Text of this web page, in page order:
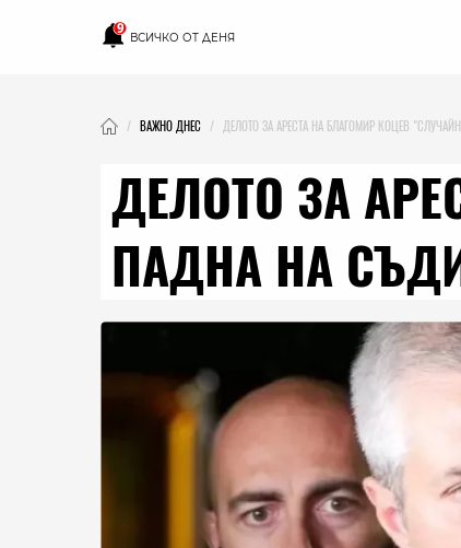
9
ВСИЧКО ОТ ДЕНЯ
ВАЖНО ДНЕС ДЕЛОТО ЗА АРЕСТА НА БЛАГОМИР КОЦЕВ
ДЕЛОТО ЗА
ПАДНА НА